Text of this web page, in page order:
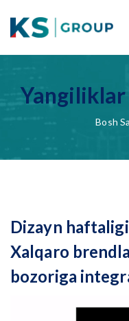
Yangiliklar
Bosh
Dizayn
Xalqaro
bozoriga